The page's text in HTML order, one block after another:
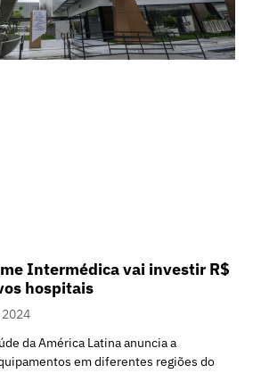
Intermédica vai investir R$
hospitais
da América Latina anuncia a
em diferentes regiões do